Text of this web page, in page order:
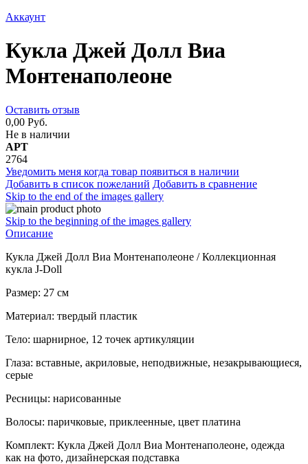
Аккаунт
Кукла Джей Долл Виа
Монтенаполеоне
Оставить отзыв
0,00 Руб.
Не в наличии
АРТ
2764
Уведомить меня когда товар появиться в наличии
Добавить в список пожеланий Добавить в сравнение
Skip to the end of the images gallery
Skip to the beginning of the images gallery
Описание
Кукла Джей Долл Виа Монтенаполеоне / Коллекционная
кукла J-Doll
Размер: 27 см
Материал: твердый пластик
Тело: шарнирное, 12 точек артикуляции
Глаза: вставные, акриловые, неподвижные, незакрывающиеся,
серые
Ресницы: нарисованные
Волосы: паричковые, приклеенные, цвет платина
Комплект: Кукла Джей Долл Виа Монтенаполеоне, одежда
как на фото, дизайнерская подставка